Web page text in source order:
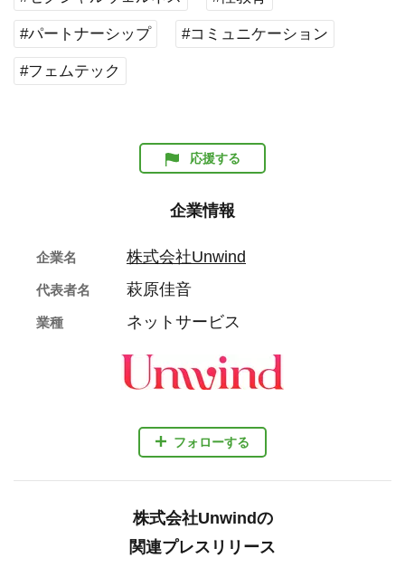
#パートナーシップ #コミュニケーション
#フェムテック
応援する
企業情報
フォローする
企業名 株式会社Unwind
代表者名 萩原佳音
業種 ネットサービス
株式会社Unwindの
関連プレスリリース